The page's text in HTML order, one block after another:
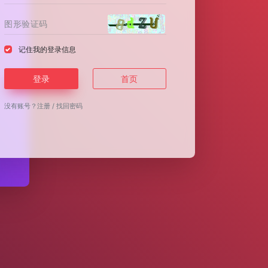
记住我的登录信息
登录 首页
没有账号？注册 /找回密码